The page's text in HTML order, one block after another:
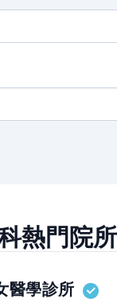
熱門院所
醫學診所